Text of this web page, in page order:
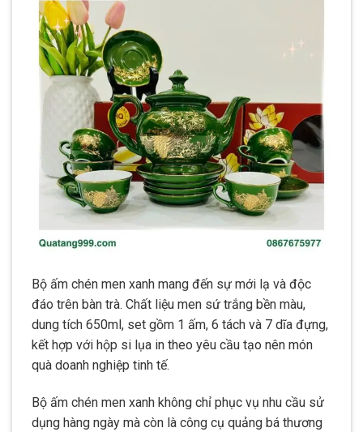
Bộ ấm chén men xanh mang đến sự mới lạ và độc
đáo trên bàn trà. Chất liệu men sứ trắng bền màu,
dung tích 650ml, set gồm 1 ấm, 6 tách và 7 dĩa đựng,
kết hợp với hộp si lụa in theo yêu cầu tạo nên món
quà doanh nghiệp tinh tế.
Bộ ấm chén men xanh không chỉ phục vụ nhu cầu sử
dụng hàng ngày mà còn là công cụ quảng bá thương